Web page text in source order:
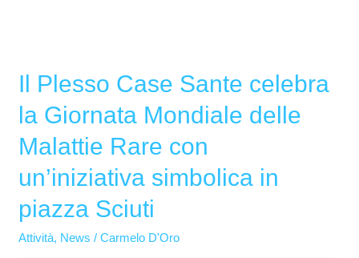
Il Plesso Case Sante celebra
la Giornata Mondiale delle
Malattie Rare con
un’iniziativa simbolica in
piazza Sciuti
Attività, News /Carmelo D'Oro
Il
Case
Sante
la
Giornata